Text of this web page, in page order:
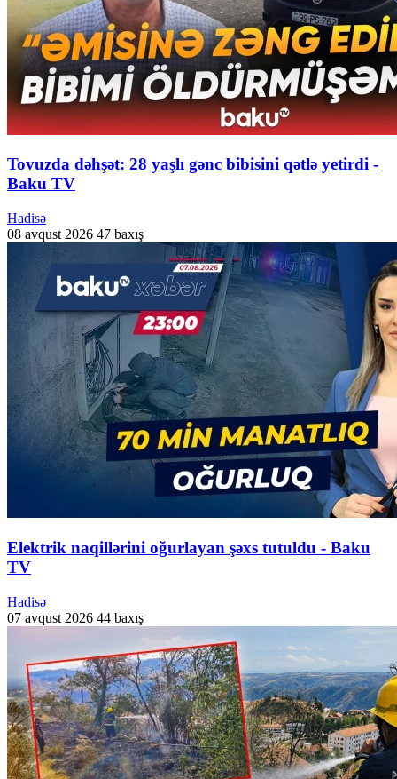
Tovuzda dəhşət: 28 yaşlı gənc bibisini qətlə yetirdi -
Baku TV
Hadisə
08 avqust 2026 47 baxış
Elektrik naqillərini oğurlayan şəxs tutuldu - Baku
TV
Hadisə
07 avqust 2026 44 baxış